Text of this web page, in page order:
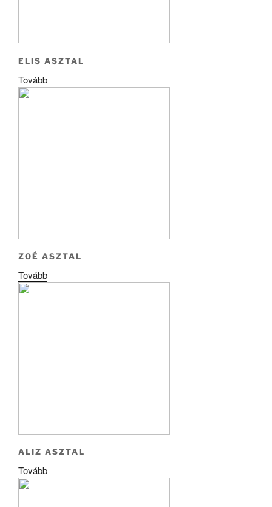
ELIS ASZTAL
Tovább
ZOÉ ASZTAL
Tovább
ALIZ ASZTAL
Tovább